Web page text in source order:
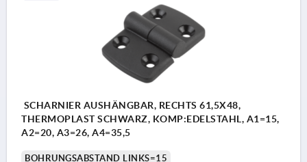
SCHARNIER AUSHÄNGBAR, RECHTS 61,5X48,
THERMOPLAST SCHWARZ, KOMP:EDELSTAHL, A1=15,
A2=20, A3=26, A4=35,5
BOHRUNGSABSTAND LINKS=15